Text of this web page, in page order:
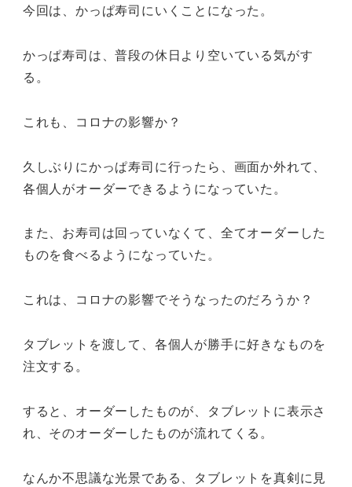
今回は、かっぱ寿司にいくことになった。
かっぱ寿司は、普段の休日より空いている気がす
る。
これも、コロナの影響か？
久しぶりにかっぱ寿司に行ったら、画面か外れて、
各個人がオーダーできるようになっていた。
また、お寿司は回っていなくて、全てオーダーした
ものを食べるようになっていた。
これは、コロナの影響でそうなったのだろうか？
タブレットを渡して、各個人が勝手に好きなものを
注文する。
すると、オーダーしたものが、タブレットに表示さ
れ、そのオーダーしたものが流れてくる。
なんか不思議な光景である、タブレットを真剣に見